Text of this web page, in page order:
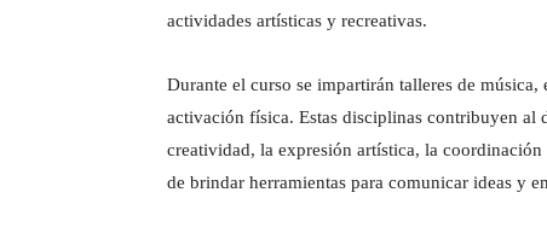
actividades artísticas y recreativas.
Durante el curso se impartirán talleres de
activación física. Estas disciplinas contribuyen al
creatividad, la expresión artística, la
de brindar herramientas para comunicar ideas y